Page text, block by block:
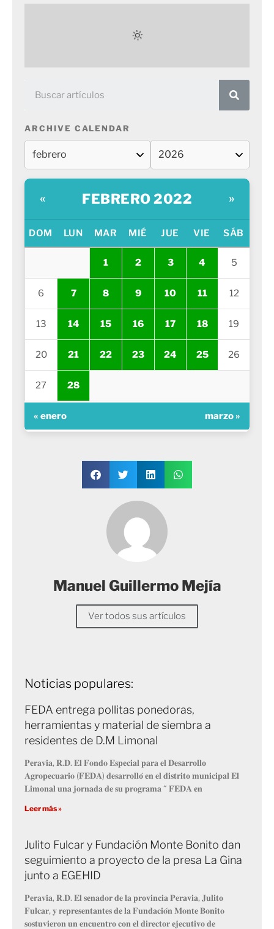
ARCHIVE CALENDAR
« FEBRERO 2022 »
DOM LUN MAR MIÉ JUE VIE SÁB
1 2 3 4 5
6 7 8 9 10 11 12
13 14 15 16 17 18 19
20 21 22 23 24 25 26
27 28
« enero marzo »
Manuel Guillermo Mejía
Ver todos sus artículos
Noticias populares:
FEDA entrega pollitas ponedoras,
herramientas y material de siembra a
residentes de D.M Limonal
𝐏𝐞𝐫𝐚𝐯𝐢𝐚, 𝐑.𝐃. 𝐄𝐥 𝐅𝐨𝐧𝐝𝐨 𝐄𝐬𝐩𝐞𝐜𝐢𝐚𝐥 𝐩𝐚𝐫𝐚 𝐞𝐥 𝐃𝐞𝐬𝐚𝐫𝐫𝐨𝐥𝐥𝐨
𝐀𝐠𝐫𝐨𝐩𝐞𝐜𝐮𝐚𝐫𝐢𝐨 (𝐅𝐄𝐃𝐀) 𝐝𝐞𝐬𝐚𝐫𝐫𝐨𝐥𝐥𝐨́ 𝐞𝐧 𝐞𝐥 𝐝𝐢𝐬𝐭𝐫𝐢𝐭𝐨 𝐦𝐮𝐧𝐢𝐜𝐢𝐩𝐚𝐥 𝐄𝐥
𝐋𝐢𝐦𝐨𝐧𝐚𝐥 𝐮𝐧𝐚 𝐣𝐨𝐫𝐧𝐚𝐝𝐚 𝐝𝐞 𝐬𝐮 𝐩𝐫𝐨𝐠𝐫𝐚𝐦𝐚 “ 𝐅𝐄𝐃𝐀 𝐞𝐧
Leer más »
Julito Fulcar y Fundación Monte Bonito dan
seguimiento a proyecto de la presa La Gina
junto a EGEHID
𝐏𝐞𝐫𝐚𝐯𝐢𝐚, 𝐑.𝐃. 𝐄𝐥 𝐬𝐞𝐧𝐚𝐝𝐨𝐫 𝐝𝐞 𝐥𝐚 𝐩𝐫𝐨𝐯𝐢𝐧𝐜𝐢𝐚 𝐏𝐞𝐫𝐚𝐯𝐢𝐚, 𝐉𝐮𝐥𝐢𝐭𝐨
𝐅𝐮𝐥𝐜𝐚𝐫, 𝐲 𝐫𝐞𝐩𝐫𝐞𝐬𝐞𝐧𝐭𝐚𝐧𝐭𝐞𝐬 𝐝𝐞 𝐥𝐚 𝐅𝐮𝐧𝐝𝐚𝐜𝐢𝐨́𝐧 𝐌𝐨𝐧𝐭𝐞 𝐁𝐨𝐧𝐢𝐭𝐨
𝐬𝐨𝐬𝐭𝐮𝐯𝐢𝐞𝐫𝐨𝐧 𝐮𝐧 𝐞𝐧𝐜𝐮𝐞𝐧𝐭𝐫𝐨 𝐜𝐨𝐧 𝐞𝐥 𝐝𝐢𝐫𝐞𝐜𝐭𝐨𝐫 𝐞𝐣𝐞𝐜𝐮𝐭𝐢𝐯𝐨 𝐝𝐞